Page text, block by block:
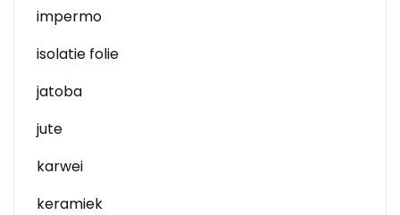
impermo
isolatie folie
jatoba
jute
karwei
keramiek